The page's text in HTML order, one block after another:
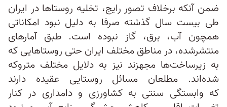
ضمن آنکه برخلاف تصور رایج، تخلیه روستاها در ایران
طی بیست سال گذشته صرفا به دلیل نبود امکاناتی
همچون آب، برق، گاز نبوده است. طبق آمارهای
منتشرشده، در مناطق مختلف ایران حتی روستاهایی که
به زیرساخت‌ها مجهزند نیز به دلایل مختلف متروکه
شده‌اند. مطلعان مسائل روستایی عقیده دارند
که وابستگی سنتی به کشاورزی و دامداری در کنار